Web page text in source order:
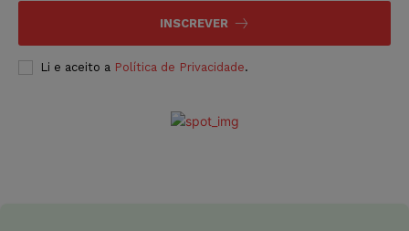
INSCREVER
Li e aceito a Política de Privacidade.